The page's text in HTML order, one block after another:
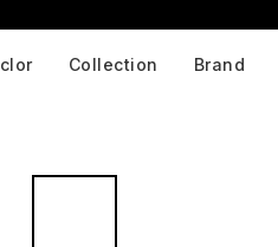
clor Collection Brand